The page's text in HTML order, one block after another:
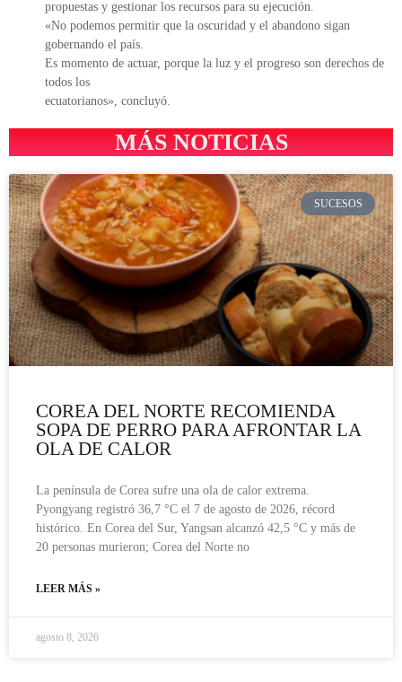
propuestas y gestionar los recursos para su ejecución.
«No podemos permitir que la oscuridad y el abandono sigan
gobernando el país.
Es momento de actuar, porque la luz y el progreso son derechos de
todos los
ecuatorianos», concluyó.
MÁS NOTICIAS
SUCESOS
COREA DEL NORTE RECOMIENDA
SOPA DE PERRO PARA AFRONTAR LA
OLA DE CALOR
La península de Corea sufre una ola de calor extrema.
Pyongyang registró 36,7 °C el 7 de agosto de 2026, récord
histórico. En Corea del Sur, Yangsan alcanzó 42,5 °C y más de
20 personas murieron; Corea del Norte no
LEER MÁS »
agosto 8, 2026